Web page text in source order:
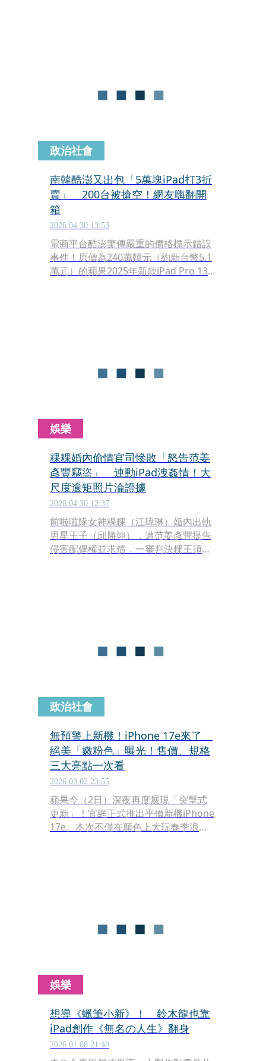
政治社會
南韓酷澎又出包「5萬塊iPad打3折
賣」 200台被搶空！網友嗨翻開
箱
2026.04.30 13:53
電商平台酷澎驚傳嚴重的價格標示錯誤
事件！原價為240萬韓元（約新台幣5.1
萬元）的蘋果2025年新款iPad Pro 13
娛樂
粿粿婚內偷情官司慘敗「怒告范姜
彥豐竊盜」 連動iPad洩姦情！大
尺度逾矩照片淪證據
2026.04.30 12:37
前啦啦隊女神粿粿（江瑋琳）婚內出軌
男星王子（邱勝翊），遭范姜彥豐提告
侵害配偶權並求償，一審判決粿王須連
政治社會
無預警上新機！iPhone 17e來了
絕美「嫩粉色」曝光！售價、規格
三大亮點一次看
2026.03.02 23:55
蘋果今（2日）深夜再度展現「突擊式
更新」！官網正式推出平價新機iPhone
17e。本次不僅在顏色上大玩春季浪
娛樂
想導《蠟筆小新》！ 鈴木龍也靠
iPad創作《無名の人生》翻身
2026.01.08 21:48